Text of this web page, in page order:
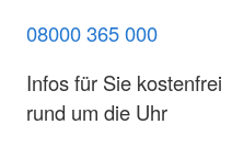
08000 365 000
Infos für Sie kostenfrei
rund um die Uhr